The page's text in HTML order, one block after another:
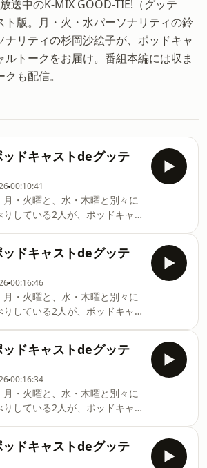
送中のK-MIX GOOD-TIE!（グッテ
ト版。月・火・水パーソナリティの鈴
ナリティの杉岡沙絵子が、ポッドキャ
ルトークをお届け。番組本編には収ま
も配信。
ドキャストdeグッテ
00:10:41
月・火曜と、水・木曜と別々に
りしている2人が、ポッドキャ
以心伝心ゲームをしながら収
たが、二人の息はどれくらい合
でしょうか、、、、、、。こ
の様子がどんなふうにCMにな
K-MIXの放送で流れるのをお楽
ドキャストdeグッテ
00:16:46
月・火曜と、水・木曜と別々に
りしている2人が、ポッドキャ
年上期 日経MJヒット商品番
ながら、2026年の上期を振り返
二人の馴染みのあるもの・な
そのほかの話などな
、、、、ゆる～く話していま
ドキャストdeグッテ
00:16:34
月・火曜と、水・木曜と別々に
りしている2人が、ポッドキャ
放送回のメッセージテーマに
ドキャストdeグッテ